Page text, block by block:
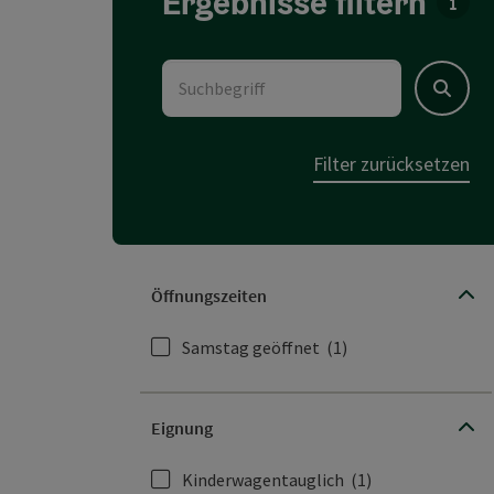
Suchbegriff
Suchen
Filter zurücksetzen
Öffnungszeiten
Samstag geöffnet (1)
Eignung
Kinderwagentauglich (1)